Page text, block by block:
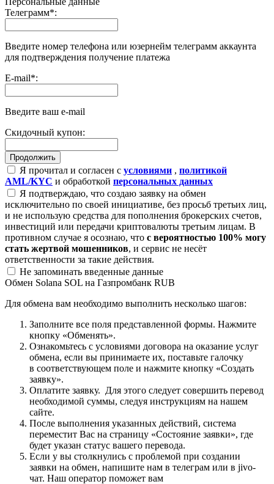
Телеграмм*:
Введите номер телефона или юзернейм телеграмм аккаунта
для подтверждения получение платежа
E-mail*:
Введите ваш e-mail
Скидочный купон:
Я прочитал и согласен с условиями , политикой
AML/KYC и обработкой персональных данных
Я подтверждаю, что создаю заявку на обмен
исключительно по своей инициативе, без просьб третьих лиц,
и не использую средства для пополнения брокерских счетов,
инвестиций или передачи криптовалюты третьим лицам. В
противном случае я осознаю, что с вероятностью 100% могу
стать жертвой мошенников, и сервис не несёт
ответственности за такие действия.
Не запоминать введенные данные
Обмен Solana SOL на Газпромбанк RUB
Для обмена вам необходимо выполнить несколько шагов:
Заполните все поля представленной формы. Нажмите
кнопку «Обменять».
Ознакомьтесь с условиями договора на оказание услуг
обмена, если вы принимаете их, поставьте галочку
в соответствующем поле и нажмите кнопку «Создать
заявку».
Оплатите заявку. Для этого следует совершить перевод
необходимой суммы, следуя инструкциям на нашем
сайте.
После выполнения указанных действий, система
переместит Вас на страницу «Состояние заявки», где
будет указан статус вашего перевода.
Если у вы столкнулись с проблемой при создании
заявки на обмен, напишите нам в телеграм или в jivo-
чат. Наш оператор поможет вам